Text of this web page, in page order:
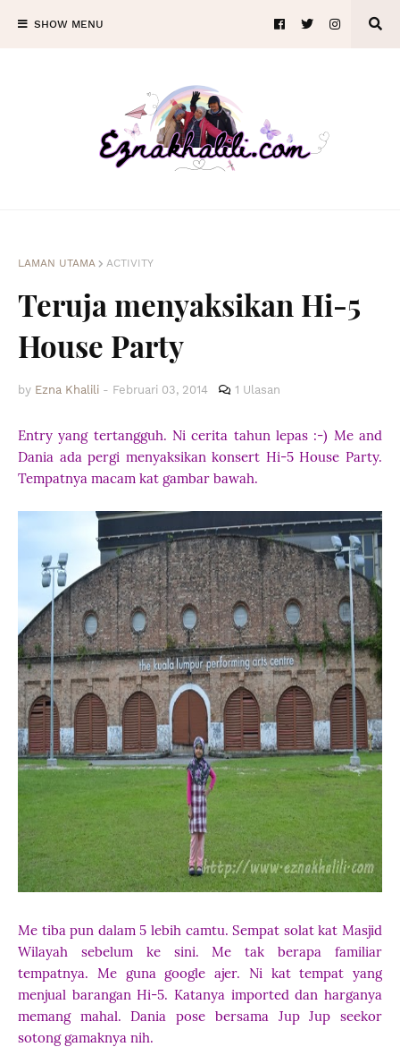
SHOW MENU
LAMAN UTAMA ACTIVITY
Teruja menyaksikan Hi-5
House Party
by Ezna Khalili - Februari 03, 2014 1 Ulasan
Entry yang tertangguh. Ni cerita tahun lepas :-) Me and
Dania ada pergi menyaksikan konsert Hi-5 House Party.
Tempatnya macam kat gambar bawah.
Me tiba pun dalam 5 lebih camtu. Sempat solat kat Masjid
Wilayah sebelum ke sini. Me tak berapa familiar
tempatnya. Me guna google ajer. Ni kat tempat yang
menjual barangan Hi-5. Katanya imported dan harganya
memang mahal. Dania pose bersama Jup Jup seekor
sotong gamaknya nih.